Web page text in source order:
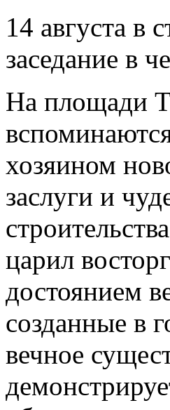
14 августа в
заседание в
На площади
хозяином
заслуги и
царил
достоянием
созданные в
вечное